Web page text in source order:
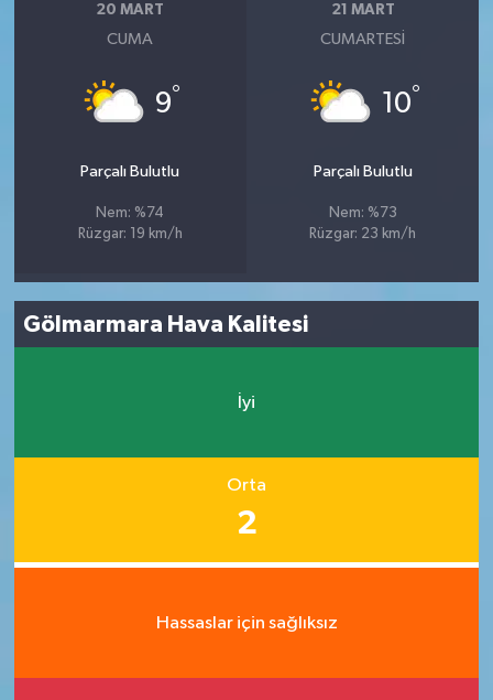
20 MART
CUMA
9°
Parçalı Bulutlu
Nem: %74
Rüzgar: 19 km/h
21 MART
CUMARTESI
10°
Parçalı Bulutlu
Nem: %73
Rüzgar: 23 km/h
Gölmarmara Hava Kalitesi
İyi
Orta
2
Hassaslar için sağlıksız